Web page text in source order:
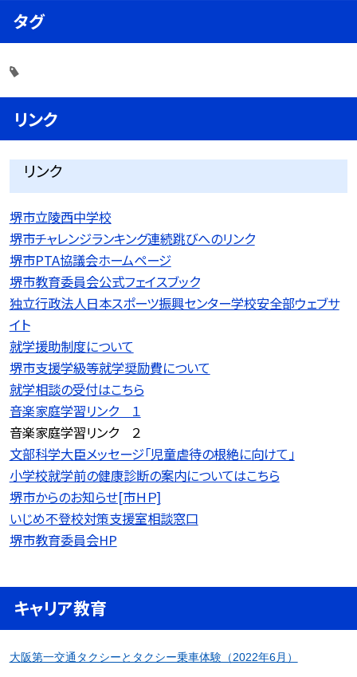
タグ
リンク
リンク
堺市立陵西中学校
堺市チャレンジランキング連続跳びへのリンク
堺市PTA協議会ホームページ
堺市教育委員会公式フェイスブック
独立行政法人日本スポーツ振興センター学校安全部ウェブサ
イト
就学援助制度について
堺市支援学級等就学奨励費について
就学相談の受付はこちら
音楽家庭学習リンク １
音楽家庭学習リンク ２
文部科学大臣メッセージ「児童虐待の根絶に向けて」
小学校就学前の健康診断の案内についてはこちら
堺市からのお知らせ[市ＨＰ]
いじめ不登校対策支援室相談窓口
堺市教育委員会HP
キャリア教育
大阪第一交通タクシーとタクシー乗車体験（2022年6月）